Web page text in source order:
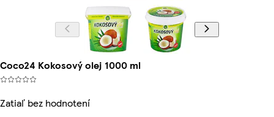
Coco24 Kokosový olej 1000 ml
Zatiaľ bez hodnotení